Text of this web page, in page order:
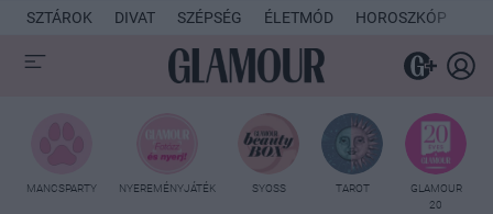
SZTÁROK DIVAT SZÉPSÉG ÉLETMÓD HOROSZKÓP
MANCSPARTY NYEREMÉNYJÁTÉK SYOSS TAROT
GLAMOUR
20